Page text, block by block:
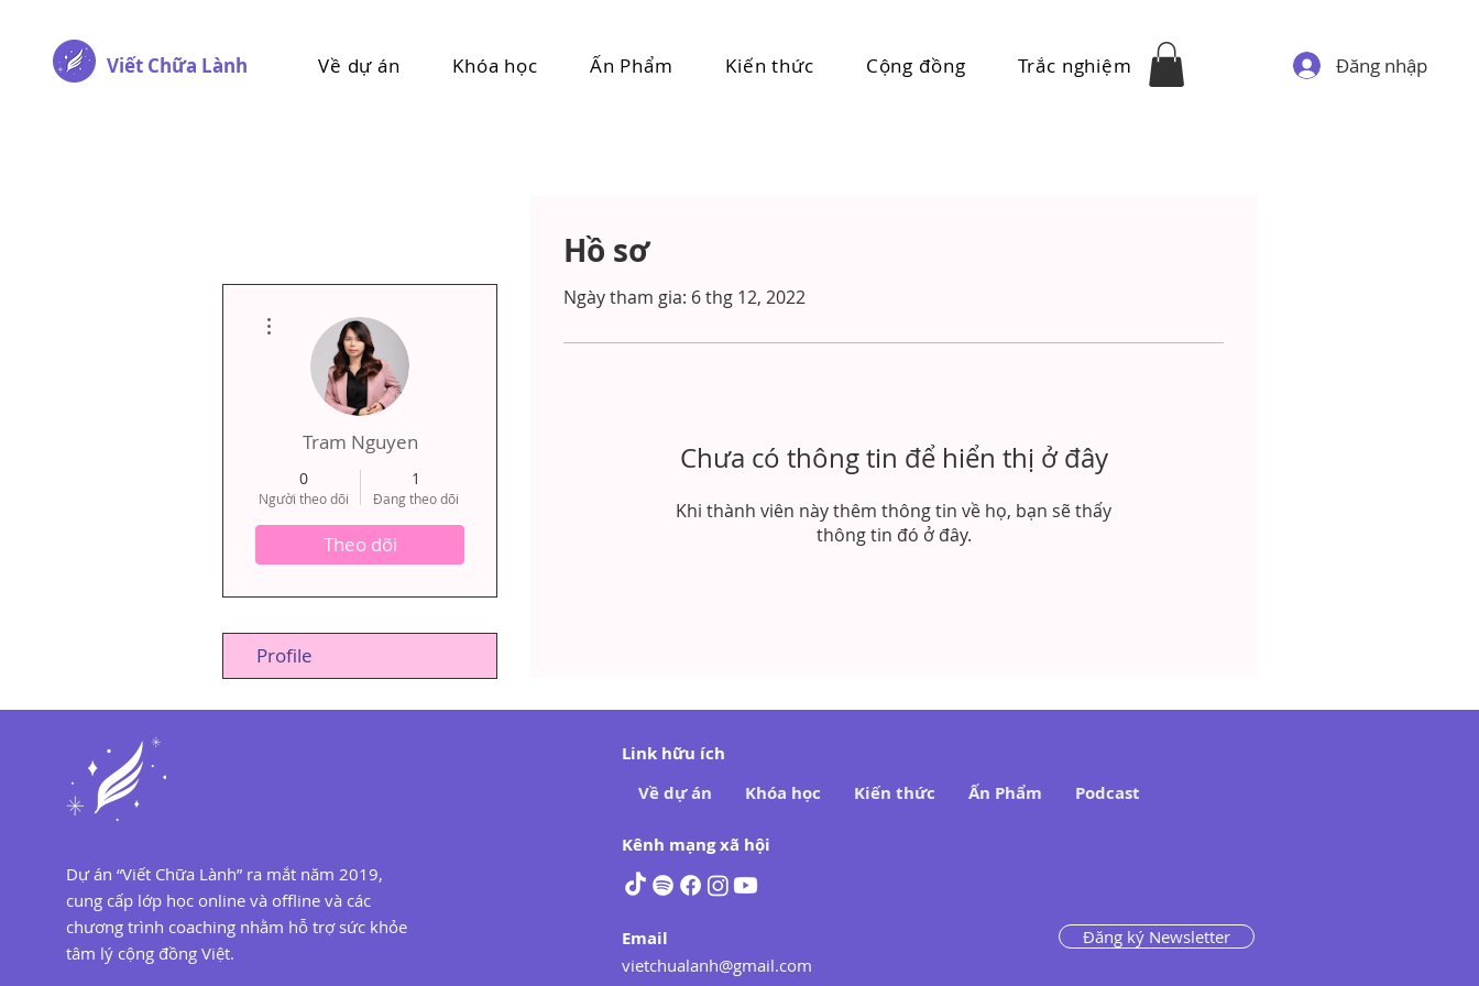
Viết Chữa Lành Về dự án Khóa học Ấn Phẩm Kiến thức Cộng đồng Trắc nghiệm Đăng nhập
Hồ sơ
Ngày tham gia: 6 thg 12, 2022
Chưa có thông tin để hiển thị ở đây
Khi thành viên này thêm thông tin về họ, bạn sẽ thấy
thông tin đó ở đây.
Tram Nguyen
0
Người theo dõi
1
Đang theo dõi
Theo dõi
Profile
Dự án “Viết Chữa Lành” ra mắt năm 2019,
cung cấp lớp học online và offline và các
chương trình coaching nhằm hỗ trợ sức khỏe
tâm lý cộng đồng Việt.
Link hữu ích
Về dự án
Khóa học Kiến thức Ấn Phẩm Podcast
Kênh mạng xã hội
Email
vietchualanh@gmail.com
Đăng ký Newsletter